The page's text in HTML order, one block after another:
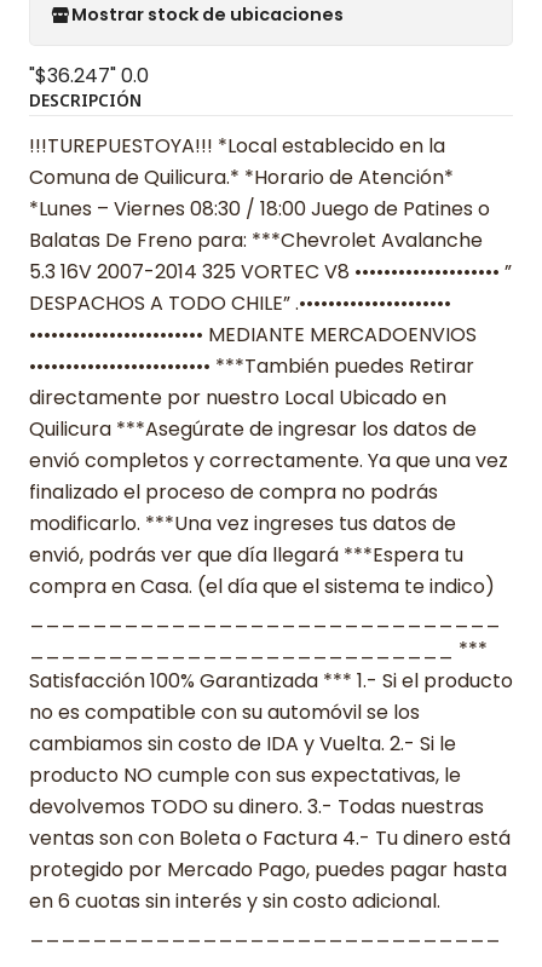
Mostrar stock de ubicaciones
"$36.247"0.0
DESCRIPCIÓN
!!!TUREPUESTOYA!!! *Local establecido en la
Comuna de Quilicura.* *Horario de Atención*
*Lunes – Viernes 08:30 / 18:00 Juego de Patines o
Balatas De Freno para: ***Chevrolet Avalanche
5.3 16V 2007-2014 325 VORTEC V8 •••••••••••••••••••• ”
DESPACHOS A TODO CHILE” .•••••••••••••••••••••
•••••••••••••••••••••••• MEDIANTE MERCADOENVIOS
••••••••••••••••••••••••• ***También puedes Retirar
directamente por nuestro Local Ubicado en
Quilicura ***Asegúrate de ingresar los datos de
envió completos y correctamente. Ya que una vez
finalizado el proceso de compra no podrás
modificarlo. ***Una vez ingreses tus datos de
envió, podrás ver que día llegará ***Espera tu
compra en Casa. (el día que el sistema te indico)
___________________________ ***
Satisfacción 100% Garantizada *** 1.- Si el producto
no es compatible con su automóvil se los
cambiamos sin costo de IDA y Vuelta. 2.- Si le
producto NO cumple con sus expectativas, le
devolvemos TODO su dinero. 3.- Todas nuestras
ventas son con Boleta o Factura 4.- Tu dinero está
protegido por Mercado Pago, puedes pagar hasta
en 6 cuotas sin interés y sin costo adicional.